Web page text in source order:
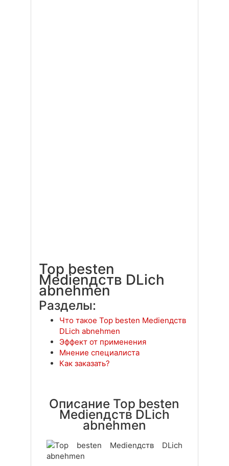
Top besten
Medienдств DLich
abnehmen
Разделы:
Что такое Top besten Medienдств
DLich abnehmen
Эффект от применения
Мнение специалиста
Как заказать?
Описание Top besten
Medienдств DLich
abnehmen